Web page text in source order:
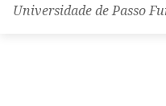
Universidade de Passo